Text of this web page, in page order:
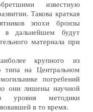
известную
Такова краткая
эпохи бронзы
в дальнейшем будут
материала при
крупного из
типа на Центральном
погребений
они лишены научной
уровня методики
в то время.